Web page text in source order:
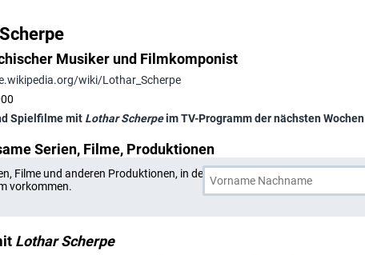
Musiker und Filmkomponist
wiki/Lothar_Scherpe
Spielfilme mit Lothar Scherpeim TV-Programm der nächsten Wochen
Serien, Filme, Produktionen
Filme und anderen Produktionen, in denen Lothar Scherpe
vorkommen.
Lothar Scherpe